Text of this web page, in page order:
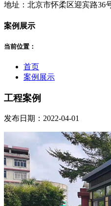
地址：北京市怀柔区迎宾路36
案例展示
当前位置：
首页
案例展示
工程案例
发布日期：2022-04-01